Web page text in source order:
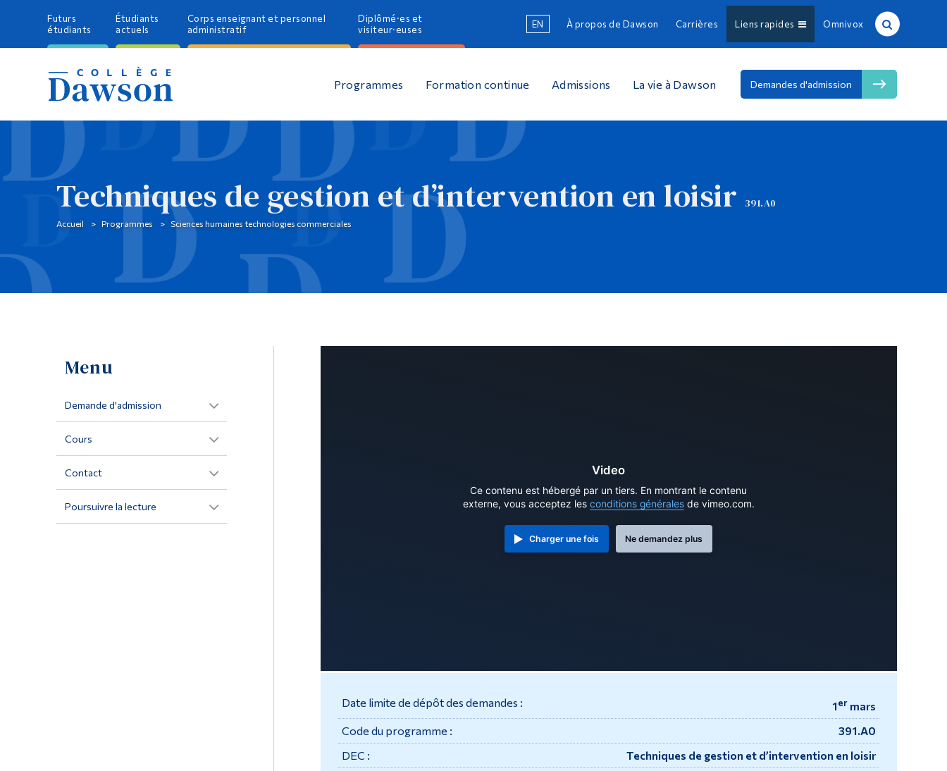
Futurs
étudiants
Étudiants
actuels
Corps enseignant et personnel
administratif
Diplômé·es et
visiteur·euses
EN À propos de Dawson Carrières Liens rapides Omnivox
Programmes Formation continue Admissions La vie à Dawson Demandes d'admission
Techniques de gestion et d’intervention en loisir 391.A0
Accueil Programmes Sciences humaines technologies commerciales
Menu
Demande d'admission
Cours
Contact
Poursuivre la lecture
Video
Ce contenu est hébergé par un tiers. En montrant le contenu
externe, vous acceptez les conditions généralesde vimeo.com.
Charger une fois Ne demandez plus
Date limite de dépôt des demandes : 1ermars
Code du programme :
391.A0
DEC :
Techniques de gestion et d’intervention en loisir
Recherche sur le site
Recherche de personnes
Carrières
Qui vous êtes
Futurs étudiants